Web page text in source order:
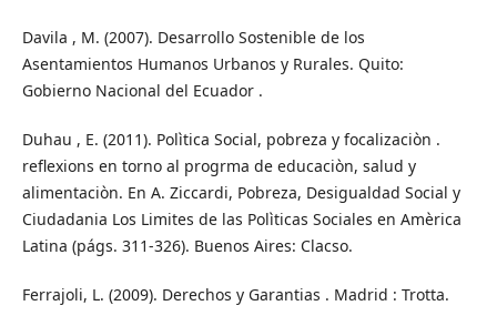
Davila , M. (2007). Desarrollo Sostenible de los
Asentamientos Humanos Urbanos y Rurales. Quito:
Gobierno Nacional del Ecuador .
Duhau , E. (2011). Polìtica Social, pobreza y focalizaciòn .
reflexions en torno al progrma de educaciòn, salud y
alimentaciòn. En A. Ziccardi, Pobreza, Desigualdad Social y
Ciudadania Los Limites de las Polìticas Sociales en Amèrica
Latina (págs. 311-326). Buenos Aires: Clacso.
Ferrajoli, L. (2009). Derechos y Garantias . Madrid : Trotta.